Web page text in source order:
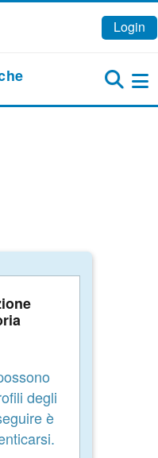
Login
degli
è